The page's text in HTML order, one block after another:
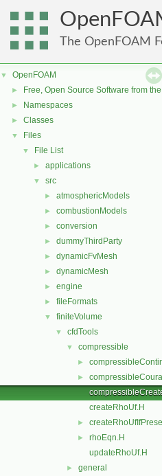
The OpenFOAM
▼ OpenFOAM
► Free, Open Source Software from
► Namespaces
► Classes
▼ Files
▼ File List
► applications
▼ src
► atmosphericModels
► combustionModels
► conversion
► dummyThirdParty
► dynamicFvMesh
► dynamicMesh
► engine
► fileFormats
▼ finiteVolume
▼ cfdTools
▼ compressible
►
►
createRhoUf.H
►
►
rhoEqn.H
updateRhoUf.H
► general